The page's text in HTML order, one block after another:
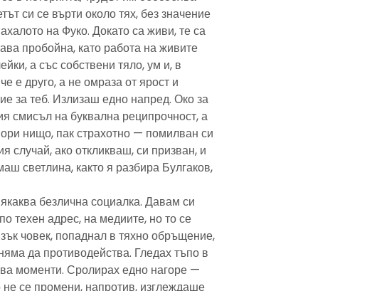
си се върти около тях, без значение
на Фуко. Докато са живи, те са
пробойна, като работа на живите
а със собствени тяло, ум и, в
е друго, а не омраза от ярост и
за теб. Излизаш едно напред. Око за
смисъл на буквална реципрочност, а
нищо, пак страхотно — помилван си
случай, ако откликваш, си призван, и
светлина, както я разбира Булгаков,
безлична социалка. Давам си
техен адрес, на медиите, но то се
човек, попаднал в тяхно обръщение,
да противодейства. Гледах тъпо в
моменти. Сролирах едно нагоре —
се промени, напротив, изглеждаше